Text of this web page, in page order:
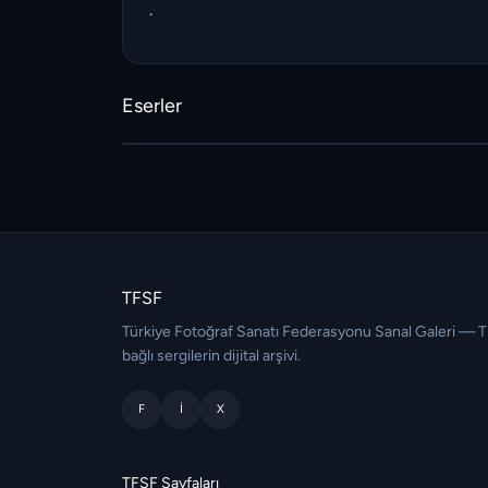
.
Eserler
TFSF
Türkiye Fotoğraf Sanatı Federasyonu Sanal Galeri —
bağlı sergilerin dijital arşivi.
F I X
TFSF Sayfaları